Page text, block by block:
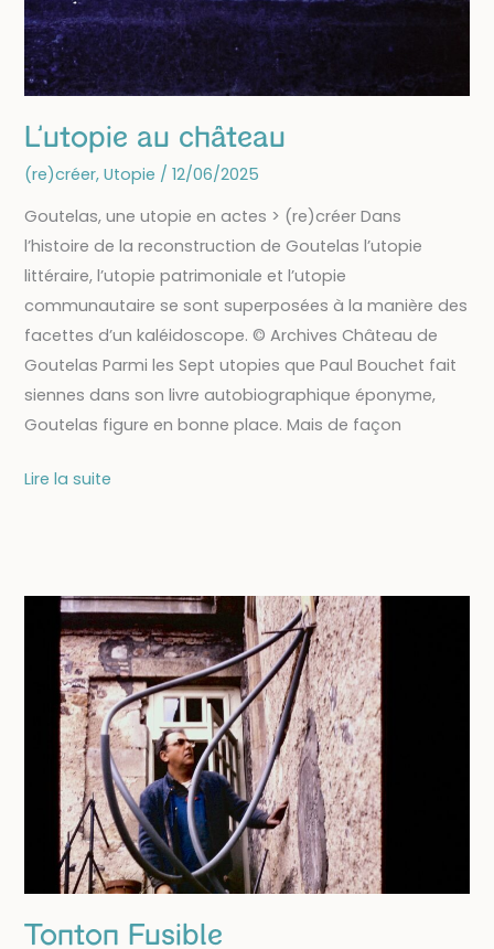
L’utopie au château
(re)créer, Utopie / 12/06/2025
Goutelas, une utopie en actes > (re)créer Dans
l’histoire de la reconstruction de Goutelas l’utopie
littéraire, l’utopie patrimoniale et l’utopie
communautaire se sont superposées à la manière des
facettes d’un kaléidoscope. © Archives Château de
Goutelas Parmi les Sept utopies que Paul Bouchet fait
siennes dans son livre autobiographique éponyme,
Goutelas figure en bonne place. Mais de façon
L’utopie
Lire la suite
Tonton Fusible